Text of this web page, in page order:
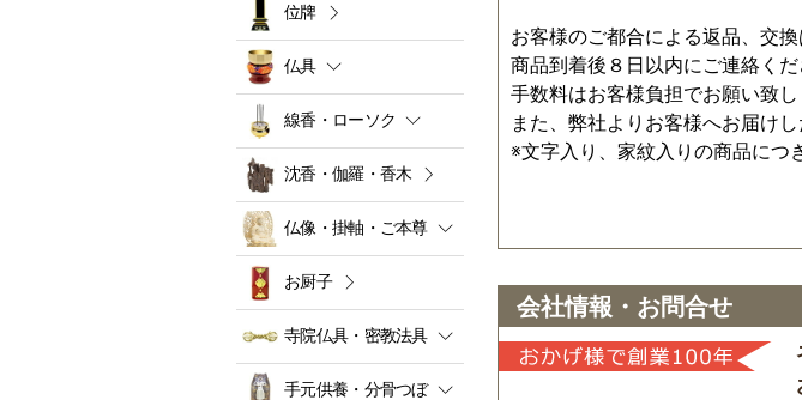
お客様のご都合による返品、交
商品到着後８日以内にご連絡く
手数料はお客様負担でお願い致し
また、弊社よりお客様へお届け
※文字入り、家紋入りの商品につ
会社情報・お問合せ
位牌
仏具
線香・ローソク
沈香・伽羅・香木
仏像・掛軸・ご本尊
お厨子
寺院仏具・密教法具
手元供養・分骨つぼ